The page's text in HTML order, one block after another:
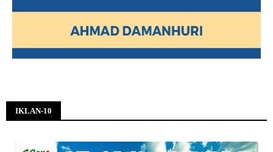
IKLAN-10